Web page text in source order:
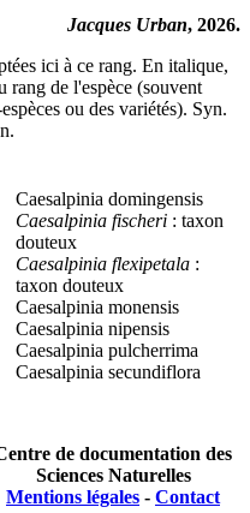
Jacques Urban, 2026.
ici à ce rang. En italique,
rang de l'espèce (souvent
ou des variétés). Syn.
Caesalpinia domingensis
Caesalpinia fischeri : taxon
douteux
Caesalpinia flexipetala :
taxon douteux
Caesalpinia monensis
Caesalpinia nipensis
Caesalpinia pulcherrima
Caesalpinia secundiflora
de documentation des
Sciences Naturelles
Mentions légales - Contact